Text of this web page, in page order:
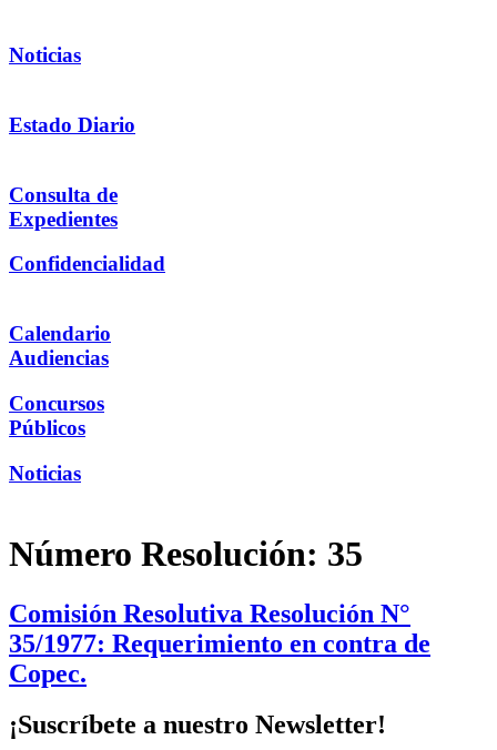
Noticias
Estado Diario
Consulta de
Expedientes
Confidencialidad
Calendario
Audiencias
Concursos
Públicos
Noticias
Número Resolución: 35
Comisión Resolutiva Resolución N°
35/1977: Requerimiento en contra de
Copec.
¡Suscríbete a nuestro Newsletter!